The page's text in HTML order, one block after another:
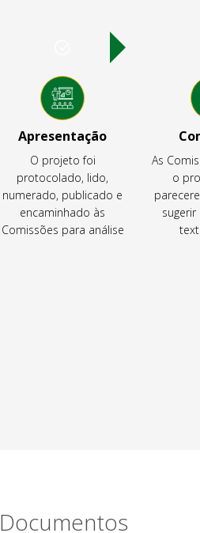
Apresentação
O projeto foi
protocolado, lido,
numerado, publicado e
encaminhado às
Comissões para análise
As
o
Documentos